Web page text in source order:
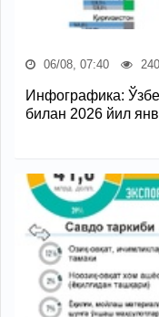
06/08, 07:40 240
Инфографика:
билан 2026 йил